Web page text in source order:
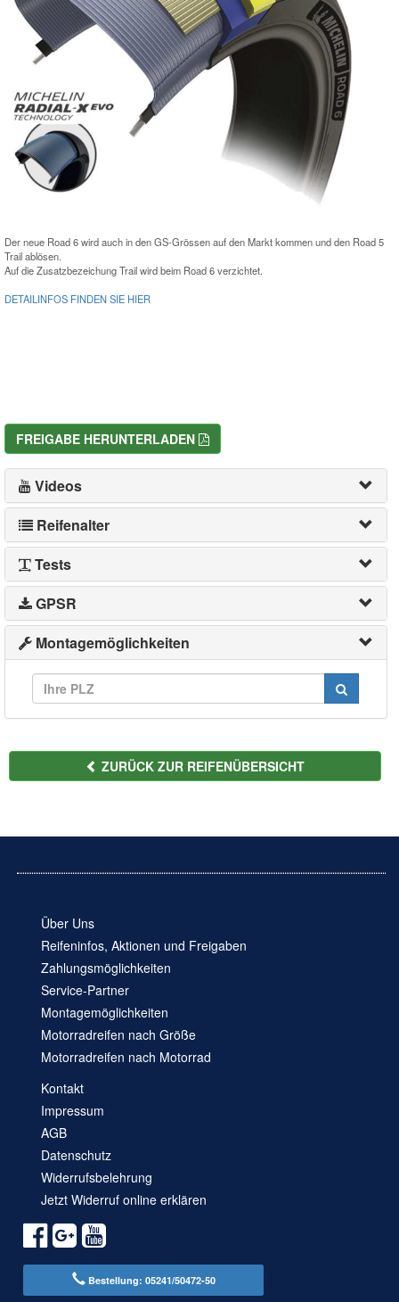
Der neue Road 6 wird auch in den GS-Grössen auf den Markt kommen und den Road 5
Trail ablösen.
Auf die Zusatzbezeichung Trail wird beim Road 6 verzichtet.
DETAILINFOS FINDEN SIE HIER
FREIGABE HERUNTERLADEN
Videos
Reifenalter
Tests
GPSR
Montagemöglichkeiten
ZURÜCK ZUR REIFENÜBERSICHT
Über Uns
Reifeninfos, Aktionen und Freigaben
Zahlungsmöglichkeiten
Service-Partner
Montagemöglichkeiten
Motorradreifen nach Größe
Motorradreifen nach Motorrad
Kontakt
Impressum
AGB
Datenschutz
Widerrufsbelehrung
Jetzt Widerruf online erklären
Bestellung: 05241/50472-50